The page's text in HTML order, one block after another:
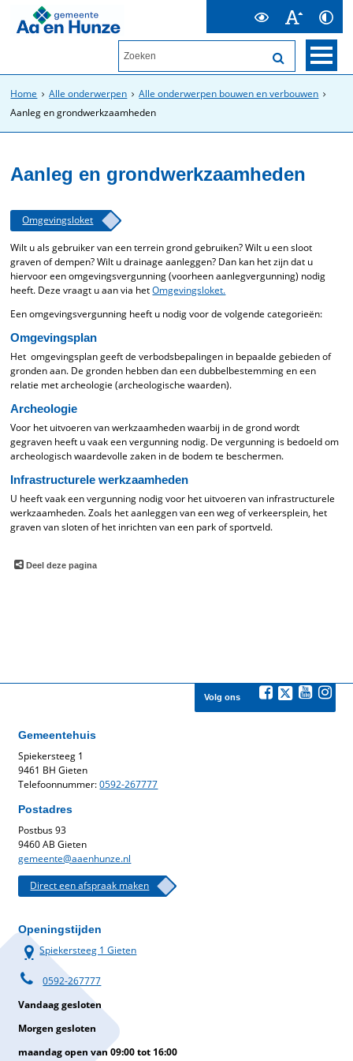
Home Alle onderwerpen
Alle onderwerpen bouwen en verbouwen
Aanleg en grondwerkzaamheden
Aanleg en grondwerkzaamheden
Omgevingsloket
Wilt u als gebruiker van een terrein grond gebruiken? Wilt u een sloot
graven of dempen? Wilt u drainage aanleggen? Dan kan het zijn dat u
hiervoor een omgevingsvergunning (voorheen aanlegvergunning) nodig
heeft. Deze vraagt u aan via hetOmgevingsloket.
Een omgevingsvergunning heeft u nodig voor de volgende categorieën:
Omgevingsplan
Het omgevingsplan geeft de verbodsbepalingen in bepaalde gebieden of
gronden aan. De gronden hebben dan een dubbelbestemming en een
relatie met archeologie (archeologische waarden).
Archeologie
Voor het uitvoeren van werkzaamheden waarbij in de grond wordt
gegraven heeft u vaak een vergunning nodig. De vergunning is bedoeld om
archeologisch waardevolle zaken in de bodem te beschermen.
Infrastructurele werkzaamheden
U heeft vaak een vergunning nodig voor het uitvoeren van infrastructurele
werkzaamheden. Zoals het aanleggen van een weg of verkeersplein, het
graven van sloten of het inrichten van een park of sportveld.
Deel deze pagina
Volg ons
Gemeentehuis
Spiekersteeg 1
9461 BH Gieten
Telefoonnummer:0592-267777
Postadres
Postbus 93
9460 AB Gieten
gemeente@aaenhunze.nl
Direct een afspraak maken
Openingstijden
Spiekersteeg 1 Gieten
0592-267777
Vandaag gesloten
Morgen gesloten
maandag open van 09:00 tot 16:00